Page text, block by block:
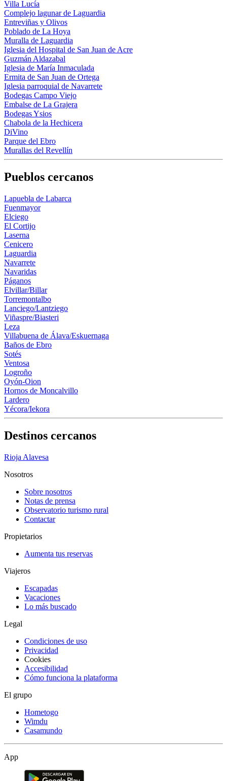
Villa Lucía
Complejo lagunar de Laguardia
Entreviñas y Olivos
Poblado de La Hoya
Muralla de Laguardia
Iglesia del Hospital de San Juan de Acre
Guzmán Aldazabal
Iglesia de María Inmaculada
Ermita de San Juan de Ortega
Iglesia parroquial de Navarrete
Bodegas Campo Viejo
Embalse de La Grajera
Bodegas Ysios
Chabola de la Hechicera
DiVino
Parque del Ebro
Murallas del Revellín
Pueblos cercanos
Lapuebla de Labarca
Fuenmayor
Elciego
El Cortijo
Laserna
Cenicero
Laguardia
Navarrete
Navaridas
Páganos
Elvillar/Billar
Torremontalbo
Lanciego/Lantziego
Viñaspre/Biasteri
Leza
Villabuena de Álava/Eskuernaga
Baños de Ebro
Sotés
Ventosa
Logroño
Oyón-Oion
Hornos de Moncalvillo
Lardero
Yécora/Iekora
Destinos cercanos
Rioja Alavesa
Nosotros
Sobre nosotros
Notas de prensa
Observatorio turismo rural
Contactar
Propietarios
Aumenta tus reservas
Viajeros
Escapadas
Vacaciones
Lo más buscado
Legal
Condiciones de uso
Privacidad
Cookies
Accesibilidad
Cómo funciona la plataforma
El grupo
Hometogo
Wimdu
Casamundo
App